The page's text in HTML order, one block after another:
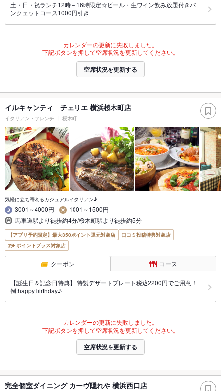
土・日・祝ランチ12時～16時限定☆ビール・生ワイン飲み放題付きバ
ンクェットコース1000円引き
カレンダーの更新に失敗しました。
下記ボタンを押して空席状況を更新してください。
空席状況を更新する
イルキャンティ チェリエ 横浜桜木町店
イタリアン・フレンチ 桜木町
気軽に立ち寄れるカジュアルイタリアン♪
3001～4000円
1001～1500円
馬車道駅より徒歩約4分/桜木町駅より徒歩約5分
【アプリ予約限定】最大350ポイント還元対象店
口コミ投稿特典対象店
ポイントプラス対象店
クーポン コース
【誕生日＆記念日特典】 特製デザートプレート税込2200円でご用意！
例:happy birthday♪
カレンダーの更新に失敗しました。
下記ボタンを押して空席状況を更新してください。
空席状況を更新する
完全個室ダイニング カーヴ隠れや 横浜西口店